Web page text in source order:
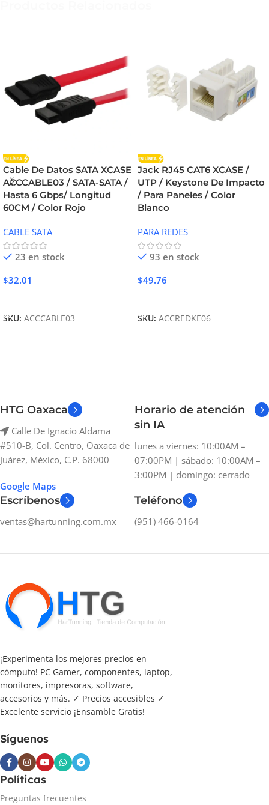
Cable De Datos SATA XCASE
ACCCABLE03 / SATA-SATA /
Hasta 6 Gbps/ Longitud
60CM / Color Rojo
CABLE SATA
23 en stock
$32.01
SKU: ACCCABLE03
Jack RJ45 CAT6 XCASE /
UTP / Keystone De Impacto
/ Para Paneles / Color
Blanco
PARA REDES
93 en stock
$49.76
SKU: ACCREDKE06
HTG Oaxaca
Calle De Ignacio Aldama
#510-B, Col. Centro, Oaxaca de
Juárez, México, C.P. 68000
Google Maps
Horario de atención
sin IA
lunes a viernes: 10:00AM –
07:00PM | sábado: 10:00AM –
3:00PM | domingo: cerrado
Escríbenos
ventas@hartunning.com.mx
Teléfono
(951) 466-0164
¡Experimenta los mejores precios en
cómputo! PC Gamer, componentes, laptop,
monitores, impresoras, software,
accesorios y más. ✓ Precios accesibles ✓
Excelente servicio ¡Ensamble Gratis!
Síguenos
Políticas
Preguntas frecuentes